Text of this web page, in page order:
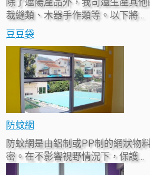
裁縫類、木器手作類等。以下將…
豆豆袋
防蚊網
防蚊網是由鋁制或PP制的網狀物
密。在不影響視野情況下，保護…